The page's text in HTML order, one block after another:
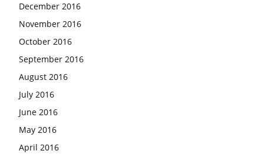
December 2016
November 2016
October 2016
September 2016
August 2016
July 2016
June 2016
May 2016
April 2016